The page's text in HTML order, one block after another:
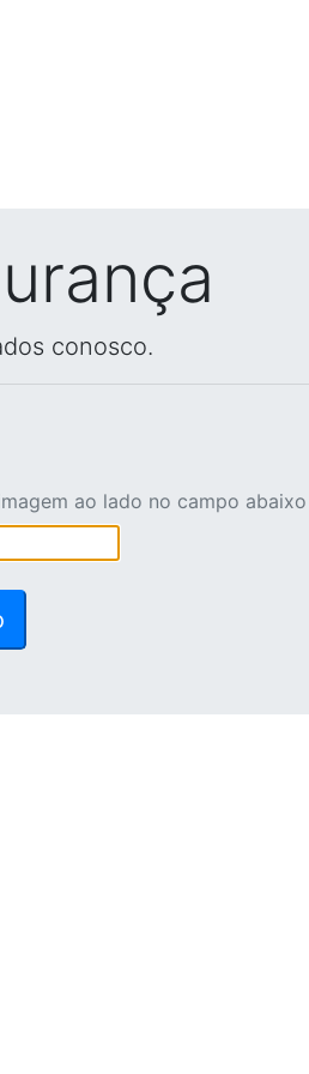
conosco.
ao lado no campo abaixo